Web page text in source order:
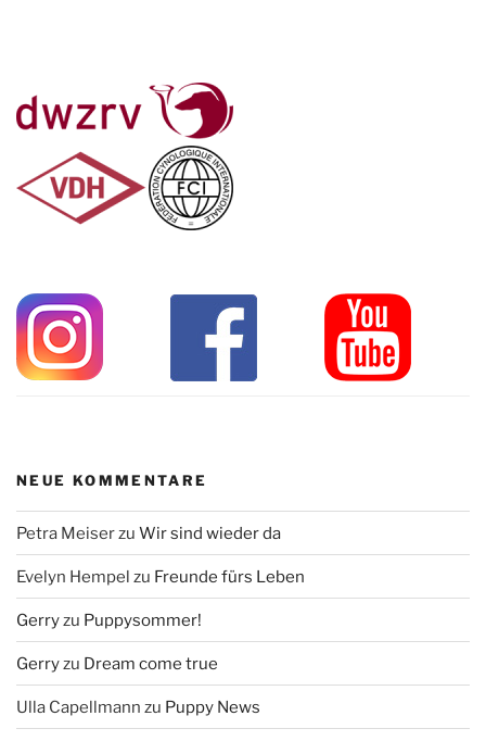
NEUE KOMMENTARE
Petra Meiserzu Wir sind wieder da
Evelyn Hempel zu Freunde fürs Leben
Gerryzu Puppysommer!
Gerryzu Dream come true
Ulla Capellmann zu Puppy News